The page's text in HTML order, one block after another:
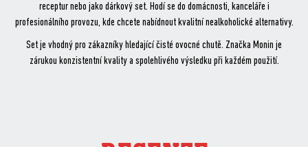
receptur nebo jako dárkový set. Hodí se do domácnosti, kanceláře i
profesionálního provozu, kde chcete nabídnout kvalitní nealkoholické alternativy.
Set je vhodný pro zákazníky hledající čisté ovocné chutě. Značka Monin je
zárukou konzistentní kvality a spolehlivého výsledku při každém použití.